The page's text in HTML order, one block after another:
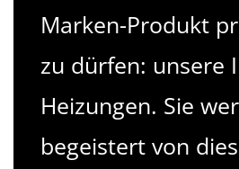
Marken-Produkt
zu dürfen: unsere
Heizungen. Sie
begeistert von